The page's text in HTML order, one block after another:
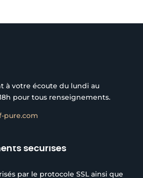
à votre écoute du lundi au
pour tous renseignements.
pure.com
sécurisés
par le protocole SSL ainsi que